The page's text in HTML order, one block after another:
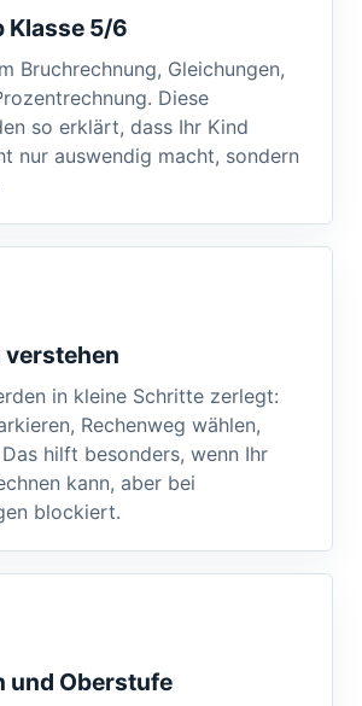
Klasse 5/6
Bruchrechnung, Gleichungen,
Diese
so erklärt, dass Ihr Kind
nur auswendig macht, sondern
verstehen
in kleine Schritte zerlegt:
Rechenweg wählen,
hilft besonders, wenn Ihr
kann, aber bei
blockiert.
und Oberstufe